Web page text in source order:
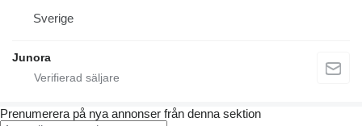
Sverige
Junora
Prenumerera på nya annonser från denna sektion